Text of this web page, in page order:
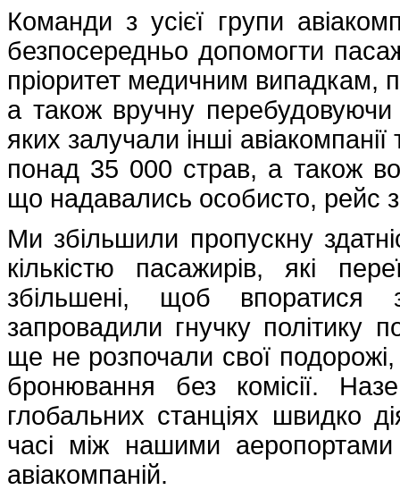
Команди з усієї групи
безпосередньо допомогти
пріоритет медичним випадкам,
а також вручну
яких залучали інші
понад 35 000 страв, а також
що надавались особисто, рейс
Ми збільшили пропускну
кількістю пасажирів, які
збільшені, щоб
запровадили гнучку політику
ще не розпочали свої
бронювання без комісії.
глобальних станціях швидко
часі між нашими
авіакомпаній.